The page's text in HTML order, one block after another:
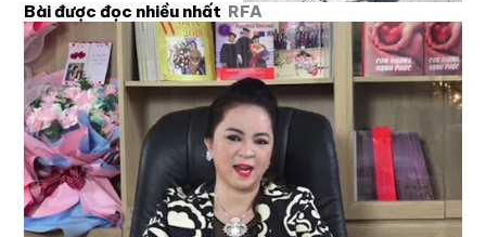
Bài được đọc nhiều nhất RFA